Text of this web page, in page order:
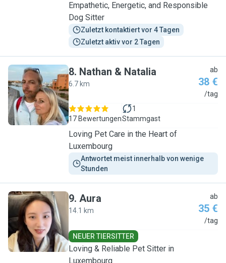
Empathetic, Energetic, and Responsible
Dog Sitter
Zuletzt kontaktiert vor 4 Tagen
Zuletzt aktiv vor 2 Tagen
N
8. Nathan & Natalia
6.7 km
ab
38 €
/tag
17 Bewertungen
1
Stammgast
Loving Pet Care in the Heart of
Luxembourg
Antwortet meist innerhalb von wenige
Stunden
A
9. Aura
14.1 km
ab
35 €
/tag
NEUER TIERSITTER
Loving & Reliable Pet Sitter in
Luxembourg